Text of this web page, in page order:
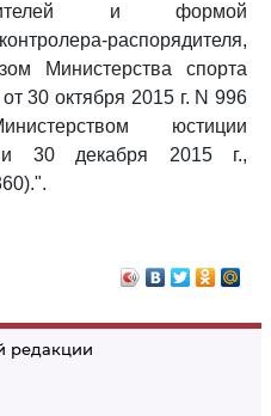
редакции
и формой
распорядителя,
Министерства спорта
30 октября 2015 г. N 996
юстиции
30 декабря 2015 г.,